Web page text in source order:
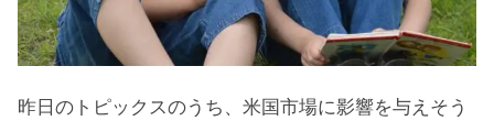
昨日のトピックスのうち、米国市場に影響を与えそう